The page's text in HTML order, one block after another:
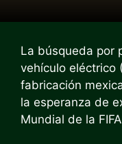
La búsqueda por
vehículo eléctrico
fabricación
la esperanza de
Mundial de la